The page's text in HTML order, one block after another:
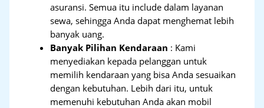
asuransi. Semua itu include dalam layanan
sewa, sehingga Anda dapat menghemat lebih
banyak uang.
Banyak Pilihan Kendaraan : Kami
menyediakan kepada pelanggan untuk
memilih kendaraan yang bisa Anda sesuaikan
dengan kebutuhan. Lebih dari itu, untuk
memenuhi kebutuhan Anda akan mobil